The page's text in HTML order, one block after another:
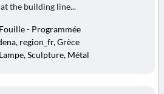
the building line...
Fouille - Programmée
region_fr, Grèce
Sculpture, Métal